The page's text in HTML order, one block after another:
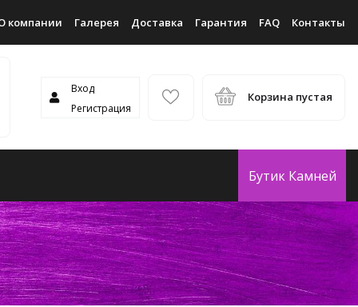
компании Галерея Доставка Гарантия FAQ Контакты
Вход
Регистрация
Корзина пустая
Бутик Камней